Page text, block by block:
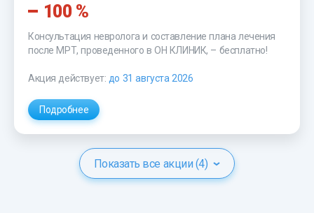
100 %
Консультация невролога и составление плана лечения
после МРТ, проведенного в ОН КЛИНИК, – бесплатно!
Акция действует: до 31 августа 2026
Подробнее
Показать все акции (4)